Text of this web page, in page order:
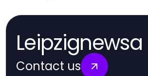
Leipzignewsa
Contact us